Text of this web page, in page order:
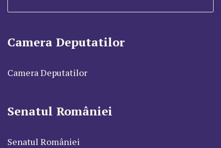
Camera Deputatilor
Camera Deputatilor
Senatul României
Senatul României